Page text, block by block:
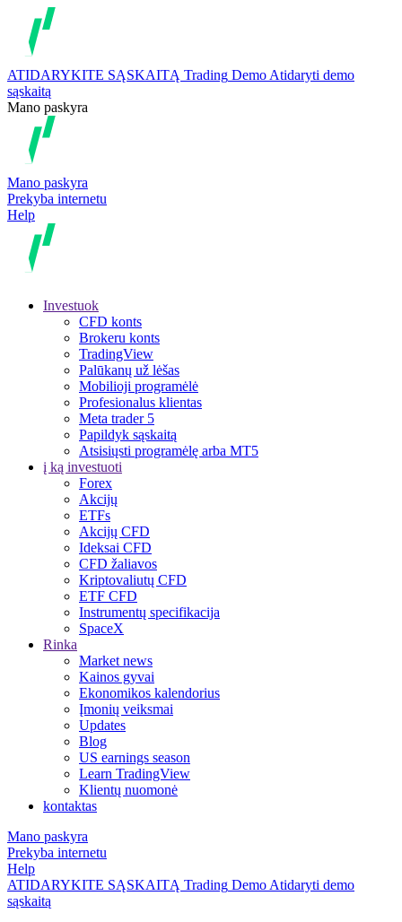
ATIDARYKITE SĄSKAITĄ Trading Demo Atidaryti demo
sąskaitą
Mano paskyra
Mano paskyra
Prekyba internetu
Help
Investuok
CFD konts
Brokeru konts
TradingView
Palūkanų už lėšas
Mobilioji programėlė
Profesionalus klientas
Meta trader 5
Papildyk sąskaitą
Atsisiųsti programėlę arba MT5
į ką investuoti
Forex
Akcijų
ETFs
Akcijų CFD
Ideksai CFD
CFD žaliavos
Kriptovaliutų CFD
ETF CFD
Instrumentų specifikacija
SpaceX
Rinka
Market news
Kainos gyvai
Ekonomikos kalendorius
Įmonių veiksmai
Updates
Blog
US earnings season
Learn TradingView
Klientų nuomonė
kontaktas
Mano paskyra
Prekyba internetu
Help
ATIDARYKITE SĄSKAITĄ Trading Demo Atidaryti demo
sąskaitą